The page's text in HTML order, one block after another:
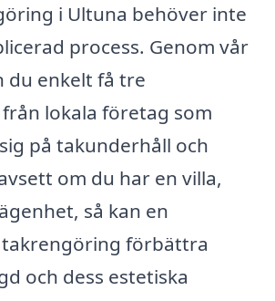
i Ultuna behöver inte
process. Genom vår
du enkelt få tre
lokala företag som
på takunderhåll och
om du har en villa,
så kan en
förbättra
och dess estetiska